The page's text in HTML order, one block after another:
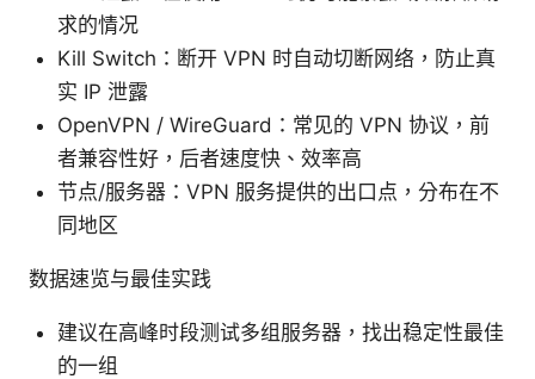
求的情况
Kill Switch：断开 VPN 时自动切断网络，防止真
实 IP 泄露
OpenVPN / WireGuard：常见的 VPN 协议，前
者兼容性好，后者速度快、效率高
节点/服务器：VPN 服务提供的出口点，分布在不
同地区
数据速览与最佳实践
建议在高峰时段测试多组服务器，找出稳定性最佳
的一组